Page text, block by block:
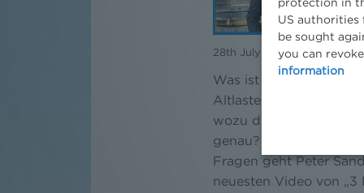
28th July 2022
Was ist eigentlich der
wozu dient diese
genau? Diesen und
Fragen geht Peter
neuesten Video von „3
US authorities
be sought
you can
information